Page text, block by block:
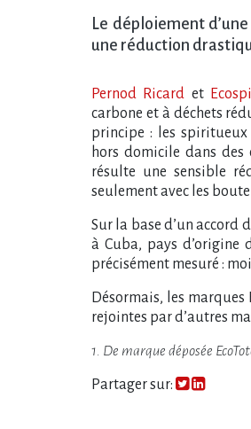
Le déploiement
une réduction
Pernod Ricard et
carbone et à déchets
principe : les
hors domicile dans des
résulte une sensible
seulement avec les
Sur la base d’un accord
à Cuba, pays d’origine
précisément mesuré :
Désormais, les
rejointes par d’autres
1. De marque déposée
Partager sur: